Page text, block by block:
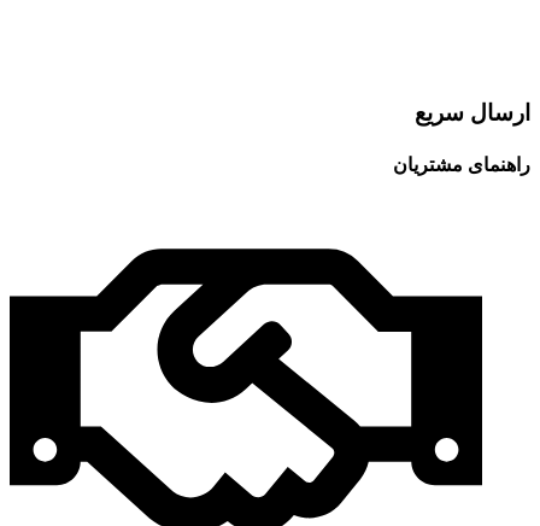
ارسال سریع
راهنمای مشتریان